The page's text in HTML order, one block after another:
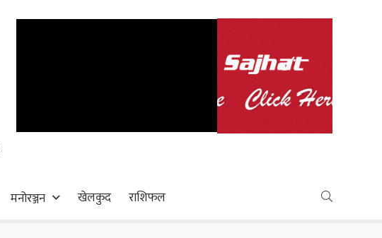
मनोरञ्जन खेलकुद राशिफल